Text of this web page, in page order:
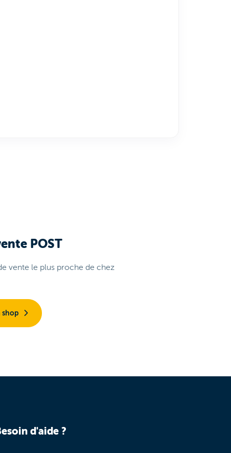
POST
vente le plus proche de chez
shop
d'aide ?